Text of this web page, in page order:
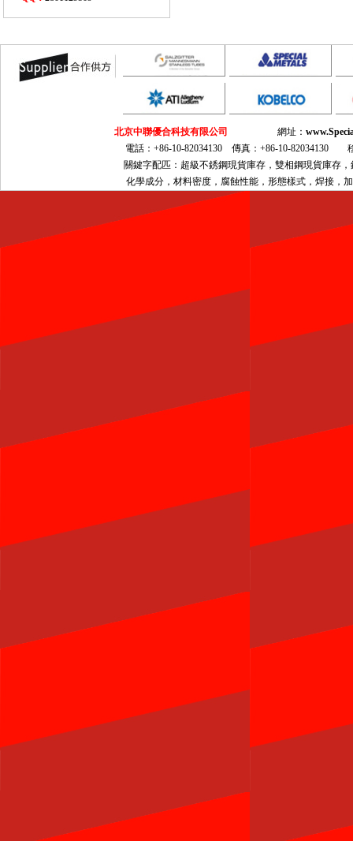
北京中聯優合科技有限公司 網址：
電話：+86-10-82034130 傳真：+86-10-82034130
關鍵字配匹：超級不銹鋼現貨庫存，雙相鋼現貨庫存，鎳基合金
化學成分，材料密度，腐蝕性能，形態樣式，焊接，加工，熱